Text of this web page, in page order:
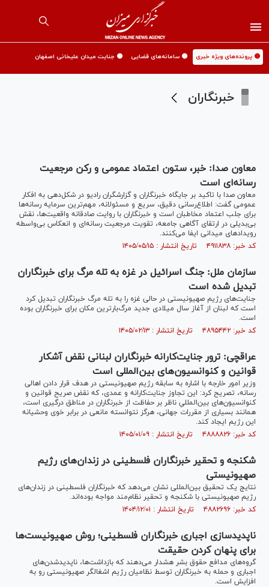
🟡 پرونده‌های ویژه خبری 🟡 سامانه‌های قضایی 🟡 جنایت میدان علیخانی اصفهان
خبرنگاران
معاون صدا: خبر، ستون اعتماد عمومی و رکن مرجعیت
رسانه‌ای است
معاون صدا با تاکید بر جایگاه خبرنگاران و گزارشگران رادیو در شکل‌دهی به افکار
عمومی گفت: اطلاع‌رسانی دقیق، سریع و مسئولانه، مهم‌ترین سرمایه رسانه‌ها
برای جلب اعتماد مخاطبان است و خبرنگاران با روایت صادقانه واقعیت‌ها، نقش
بی‌بدیلی در ارتقای آگاهی جامعه، تقویت مرجعیت رسانه‌ای و انعکاس بی‌واسطه
رویداد‌های میدانی ایفا می‌کنند.
کد خبر: ۴۹۱۱۸۳۸ تاریخ انتشار : ۱۴۰۵/۰۵/۱۵
سازمان ملل: جنگ اسرائیل در غزه به تله مرگ برای خبرنگاران
تبدیل شده است
جنایت‌های رژیم صهیونیستی در حالی غزه را به تله مرگ خبرنگاران تبدیل کرد
است که لبنان از آغاز سال میلادی جدید مرگ‌بارترین مکان برای خبرنگاران بوده
است.
کد خبر: ۴۸۹۵۴۴۲ تاریخ انتشار : ۱۴۰۵/۰۲/۱۳
عراقچی: ترور جنایت‌کارانه خبرنگاران لبنانی نقض آشکار
قوانین و کنوانسیون‌های بین‌المللی است
وزیر امور خارجه با اشاره به سابقه رژیم صهیونیستی در هدف قرار دادن اهالی
رسانه، تصریح کرد: این تجاوز جنایت‌کارانه و عمدی، که نقض صریح قوانین و
کنوانسیون‌های بین‌المللیِ ناظر بر حفاظت از خبرنگاران در مناطق درگیری است،
همانند بسیاری از مقررات جهانی، هرگز نتوانسته مانعی در برابر خوی وحشیانه
این رژیم ایجاد کند.
کد خبر: ۴۸۸۸۸۲۶ تاریخ انتشار : ۱۴۰۵/۰۱/۰۹
شکنجه و تحقیر خبرنگاران فلسطینی در زندان‌های رژیم
صهیونیستی
نتایج یک تحقیق بین‌المللی نشان می‌دهد که خبرنگاران فلسطینی در زندان‌های
رژیم صهیونیستی با شکنجه و تحقیر نظام‌مند مواجه بوده‌اند.
کد خبر: ۴۸۸۲۶۹۶ تاریخ انتشار : ۱۴۰۴/۱۲/۰۱
ناپدیدسازی اجباری خبرنگاران فلسطینی؛ روش صهیونیست‌ها
برای پنهان کردن حقیقت
گروه‌های مدافع حقوق بشر هشدار می‌دهند که بازداشت‌ها، ناپدیدشدن‌های
اجباری و حمله به خبرنگاران توسط نظامیان رژیم اشغالگر صهیونیستی رو به
افزایش است.